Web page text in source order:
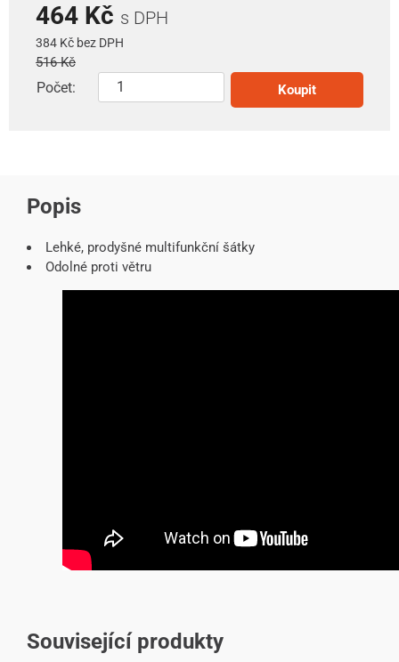
464 Kč s DPH
384 Kč bez DPH
516 Kč
Počet: Koupit
Popis
Lehké, prodyšné multifunkční šátky
Odolné proti větru
Související produkty